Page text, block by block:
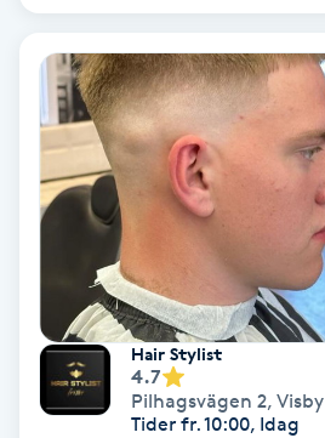
IPL hårborttagning
IR-massage
Japansk massage
K18
Katun fransar
Hair Stylist
4.7
Pilhagsvägen 2, Visby
Tider fr. 10:00, Idag